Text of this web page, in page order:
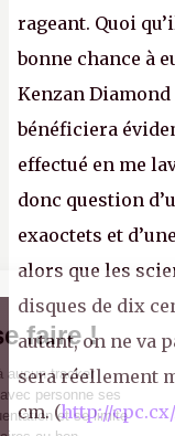
rageant. Quoi
bonne chance à
Kenzan
bénéficiera
effectué en me
donc question
exaoctets et
alors que les
disques de dix
autant, on ne va
sera réellement
cm. (http://cpc.cx/
Il n'y a pas de
Cookie à
Ce site n'a recours à
externe, ne partage
statistiques de